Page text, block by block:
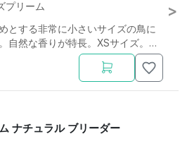
プリーム
とする非常に小さいサイズの鳥に
自然な香りが特長。XSサイズ。
ナチュラル ブリーダー